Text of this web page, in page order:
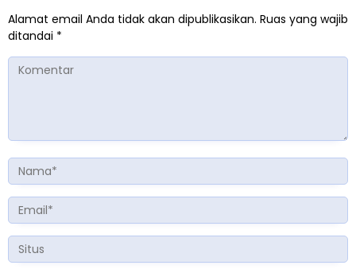
Alamat email Anda tidak akan dipublikasikan. Ruas yang wajib
ditandai *